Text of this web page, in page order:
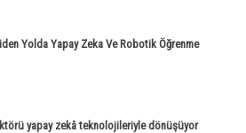
Yolda Yapay Zeka Ve Robotik Öğrenme
yapay zekâ teknolojileriyle dönüşüyor